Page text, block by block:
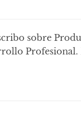
sobre
Profesional.